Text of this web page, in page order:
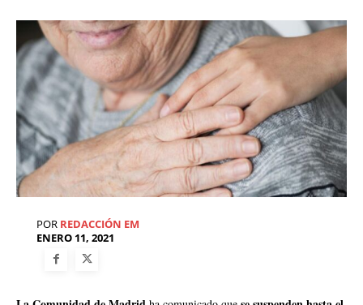
POR REDACCIÓN EM
ENERO 11, 2021